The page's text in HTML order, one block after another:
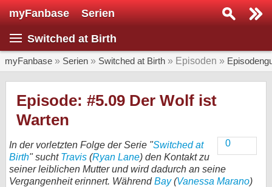
myFanbase Serien
Switched at Birth
myFanbase » Serien » Switched at Birth » Episoden »
Episode: #5.09 Der Wolf ist
Warten
0
In der vorletzten Folge der Serie "Switched at
Birth" sucht Travis (Ryan Lane) den Kontakt zu
seiner leiblichen Mutter und wird dadurch an seine
Vergangenheit erinnert. WährendBay(Vanessa Marano)
Serie suchen...
SERIEN
Kolumnen
Veranstaltungen